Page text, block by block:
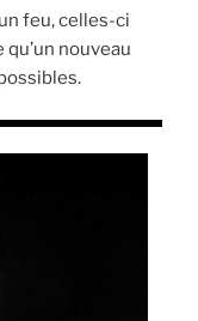
feu, celles-ci
nouveau